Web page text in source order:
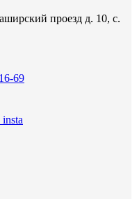
проезд д. 10, с.
69